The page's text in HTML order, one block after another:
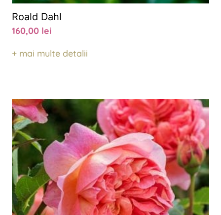
Roald Dahl
160,00 lei
+ mai multe detalii